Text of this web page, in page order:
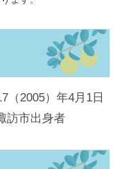
（2005）年4月1日
訪市出身者